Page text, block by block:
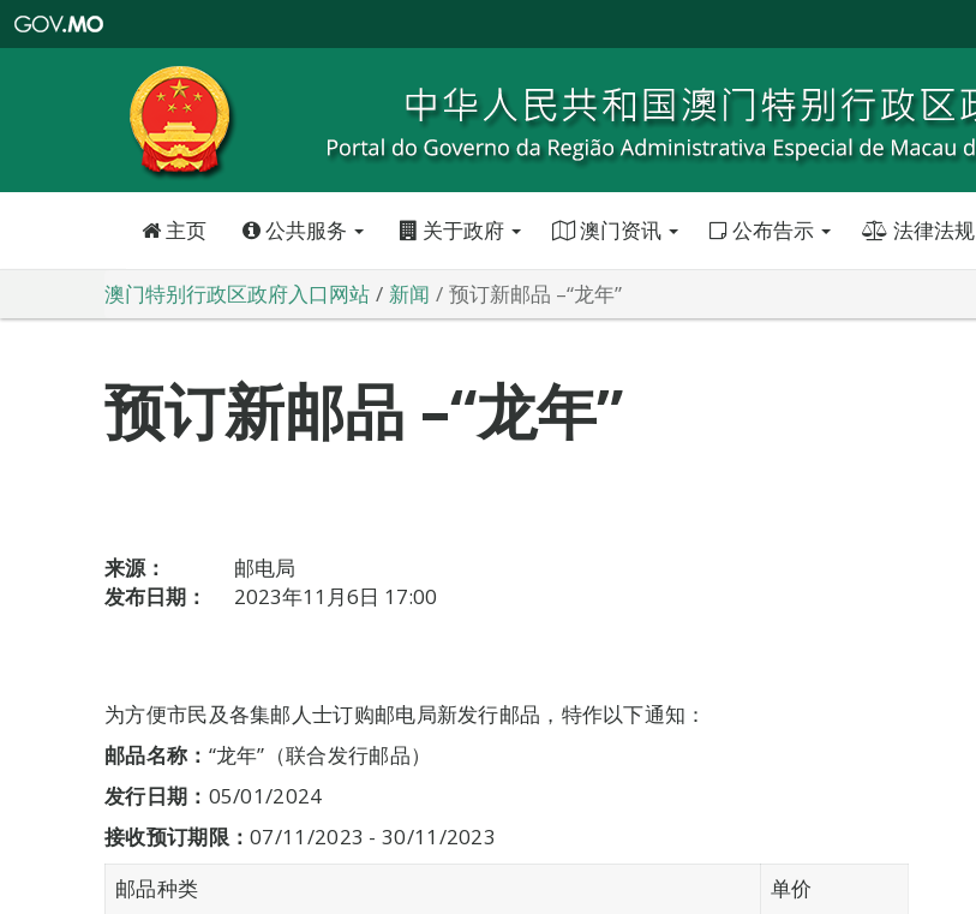
特
政
区
政
口
主页 公共服务 关于政府 澳门资讯 公布告示 法律法规
澳门特别行政区政府入口网站 新闻 预订新邮品 –“龙年”
预订新邮品 –“龙年”
来源：
邮电局
发布日期：
2023年11月6日 17:00
为方便市民及各集邮人士订购邮电局新发行邮品，特作以下通知：
邮品名称： “龙年”（联合发行邮品）
发行日期： 05/01/2024
接收预订期限：07/11/2023 - 30/11/2023
邮品种类
单价